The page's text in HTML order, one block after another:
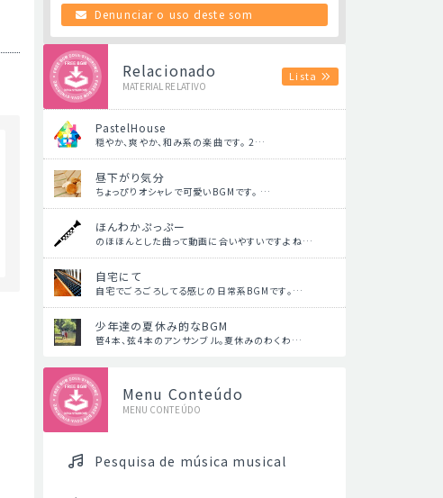
Denunciar o uso deste som
Relacionado
MATERIAL RELATIVO
Lista
PastelHouse
穏やか、爽やか、和み系の楽曲です。 2…
昼下がり気分
ちょっぴりオシャレで可愛いBGMです。 …
ほんわかぷっぷー
のほほんとした曲って動画に合いやすいですよね…
自宅にて
自宅でごろごろしてる感じの日常系BGMです。…
少年達の夏休み的なBGM
管4本、弦4本のアンサンブル。夏休みのわくわ…
Menu Conteúdo
MENU CONTEÚDO
Pesquisa de música musical